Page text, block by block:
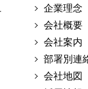
企業理念
会社概要
会社案内
部署別連
会社地図